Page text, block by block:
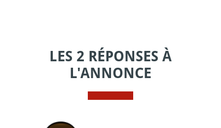
LES 2 RÉPONSES À
L'ANNONCE